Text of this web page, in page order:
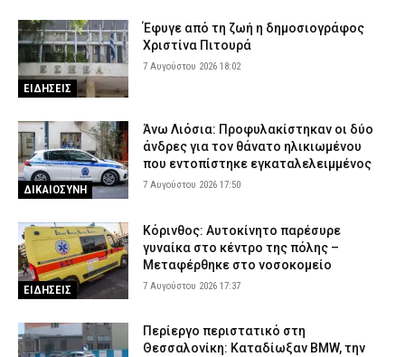
ΔΙΚΑΙΟΣΥΝΗ 7 Αυγούστου 2026 12:03
Οικογενειακή τραγωδία στις Σέρρες: Σκοτώθηκαν μητέρα και
γιος – Βίντεο-σοκ από τη στιγμή της σύγκρουσης του ΙΧ με
ΑΣΤΥΝΟΜΙΑ 7 Αυγούστου 2026 11:54
ΕΙΔΗΣΕΙΣ
Έφυγε από τη ζωή η δημοσιογράφος
Χριστίνα Πιτουρά
7 Αυγούστου 2026 18:02
ΔΙΚΑΙΟΣΥΝΗ
Άνω Λιόσια: Προφυλακίστηκαν οι δύο
άνδρες για τον θάνατο ηλικιωμένου
που εντοπίστηκε εγκαταλελειμμένος
7 Αυγούστου 2026 17:50
ΕΙΔΗΣΕΙΣ
Κόρινθος: Αυτοκίνητο παρέσυρε
γυναίκα στο κέντρο της πόλης –
Μεταφέρθηκε στο νοσοκομείο
7 Αυγούστου 2026 17:37
Περίεργο περιστατικό στη
Θεσσαλονίκη: Καταδίωξαν BMW, την